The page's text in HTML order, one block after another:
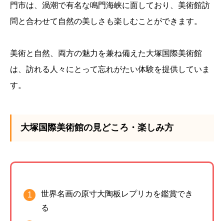
門市は、渦潮で有名な鳴門海峡に面しており、美術館訪
問と合わせて自然の美しさも楽しむことができます。
美術と自然、両方の魅力を兼ね備えた大塚国際美術館
は、訪れる人々にとって忘れがたい体験を提供していま
す。
大塚国際美術館の見どころ・楽しみ方
世界名画の原寸大陶板レプリカを鑑賞でき
る